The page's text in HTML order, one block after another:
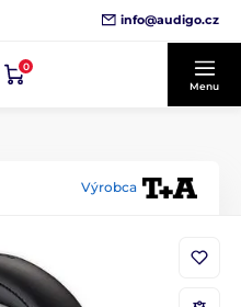
info@audigo.cz
0
Menu
Výrobca